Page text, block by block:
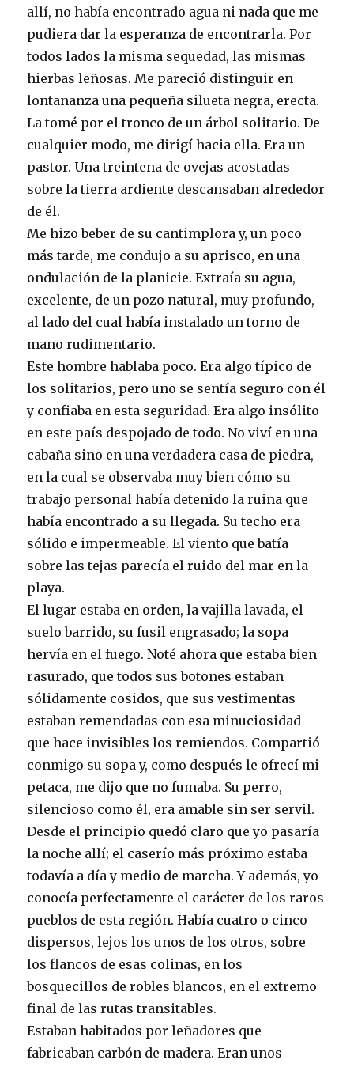
allí, no había encontrado agua ni nada que me
pudiera dar la esperanza de encontrarla. Por
todos lados la misma sequedad, las mismas
hierbas leñosas. Me pareció distinguir en
lontananza una pequeña silueta negra, erecta.
La tomé por el tronco de un árbol solitario. De
cualquier modo, me dirigí hacia ella. Era un
pastor. Una treintena de ovejas acostadas
sobre la tierra ardiente descansaban alrededor
de él.
Me hizo beber de su cantimplora y, un poco
más tarde, me condujo a su aprisco, en una
ondulación de la planicie. Extraía su agua,
excelente, de un pozo natural, muy profundo,
al lado del cual había instalado un torno de
mano rudimentario.
Este hombre hablaba poco. Era algo típico de
los solitarios, pero uno se sentía seguro con él
y confiaba en esta seguridad. Era algo insólito
en este país despojado de todo. No viví en una
cabaña sino en una verdadera casa de piedra,
en la cual se observaba muy bien cómo su
trabajo personal había detenido la ruina que
había encontrado a su llegada. Su techo era
sólido e impermeable. El viento que batía
sobre las tejas parecía el ruido del mar en la
playa.
El lugar estaba en orden, la vajilla lavada, el
suelo barrido, su fusil engrasado; la sopa
hervía en el fuego. Noté ahora que estaba bien
rasurado, que todos sus botones estaban
sólidamente cosidos, que sus vestimentas
estaban remendadas con esa minuciosidad
que hace invisibles los remiendos. Compartió
conmigo su sopa y, como después le ofrecí mi
petaca, me dijo que no fumaba. Su perro,
silencioso como él, era amable sin ser servil.
Desde el principio quedó claro que yo pasaría
la noche allí; el caserío más próximo estaba
todavía a día y medio de marcha. Y además, yo
conocía perfectamente el carácter de los raros
pueblos de esta región. Había cuatro o cinco
dispersos, lejos los unos de los otros, sobre
los flancos de esas colinas, en los
bosquecillos de robles blancos, en el extremo
final de las rutas transitables.
Estaban habitados por leñadores que
fabricaban carbón de madera. Eran unos